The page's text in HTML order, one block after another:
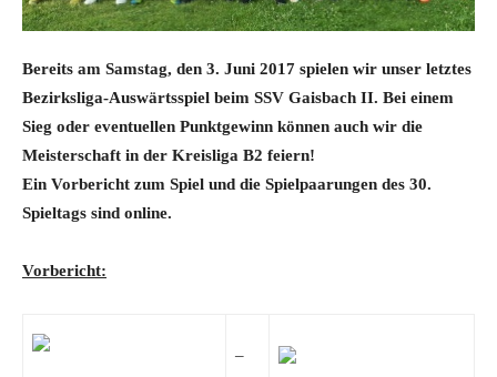
Bereits am Samstag, den 3. Juni 2017 spielen wir unser letztes
Bezirksliga-Auswärtsspiel beim SSV Gaisbach II. Bei einem
Sieg oder eventuellen Punktgewinn können auch wir die
Meisterschaft in der Kreisliga B2 feiern!
Ein Vorbericht zum Spiel und die Spielpaarungen des 30.
Spieltags sind online.
Vorbericht:
–